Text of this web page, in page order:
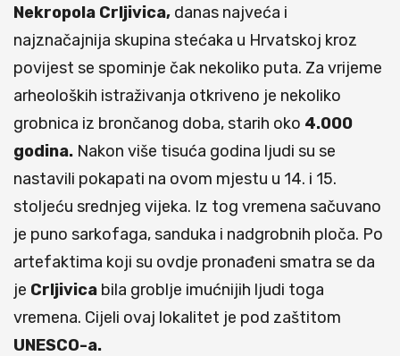
Nekropola Crljivica, danas najveća i
najznačajnija skupina stećaka u Hrvatskoj kroz
povijest se spominje čak nekoliko puta. Za vrijeme
arheoloških istraživanja otkriveno je nekoliko
grobnica iz brončanog doba, starih oko 4.000
godina. Nakon više tisuća godina ljudi su se
nastavili pokapati na ovom mjestu u 14. i 15.
stoljeću srednjeg vijeka. Iz tog vremena sačuvano
je puno sarkofaga, sanduka i nadgrobnih ploča. Po
artefaktima koji su ovdje pronađeni smatra se da
je Crljivica bila groblje imućnijih ljudi toga
vremena. Cijeli ovaj lokalitet je pod zaštitom
UNESCO-a.